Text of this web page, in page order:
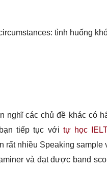
tình huống
nghĩ các chủ đề khác có
tiếp tục với tự học
rất nhiều Speaking sample
và đạt được band